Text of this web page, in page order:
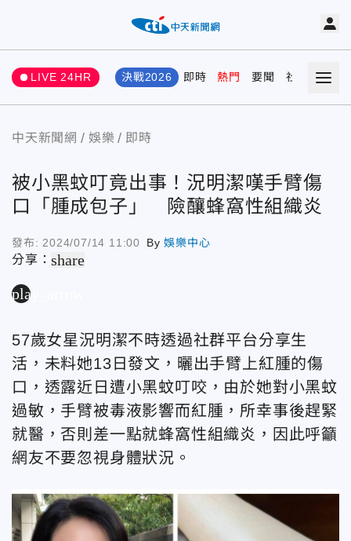
LIVE 24HR 決戰2026 即時 熱門 要聞 社會 娛樂
中天新聞網 娛樂 即時
被小黑蚊叮竟出事！況明潔嘆手臂傷
口「腫成包子」 險釀蜂窩性組織炎
發布: 2024/07/14 11:00 By娛樂中心
分享：share
play_arrow
57歲女星況明潔不時透過社群平台分享生
活，未料她13日發文，曬出手臂上紅腫的傷
口，透露近日遭小黑蚊叮咬，由於她對小黑蚊
過敏，手臂被毒液影響而紅腫，所幸事後趕緊
就醫，否則差一點就蜂窩性組織炎，因此呼籲
網友不要忽視身體狀況。